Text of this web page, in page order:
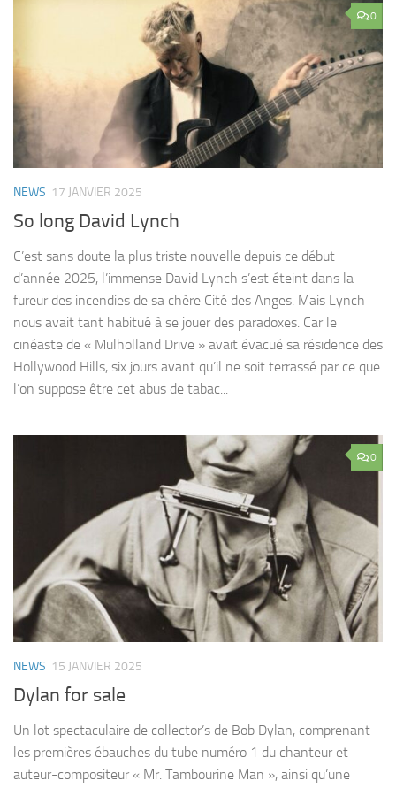
0
NEWS 17 JANVIER 2025
So long David Lynch
C’est sans doute la plus triste nouvelle depuis ce début
d’année 2025, l’immense David Lynch s’est éteint dans la
fureur des incendies de sa chère Cité des Anges. Mais Lynch
nous avait tant habitué à se jouer des paradoxes. Car le
cinéaste de « Mulholland Drive » avait évacué sa résidence des
Hollywood Hills, six jours avant qu’il ne soit terrassé par ce que
l’on suppose être cet abus de tabac...
0
NEWS 15 JANVIER 2025
Dylan for sale
Un lot spectaculaire de collector’s de Bob Dylan, comprenant
les premières ébauches du tube numéro 1 du chanteur et
auteur-compositeur « Mr. Tambourine Man », ainsi qu’une